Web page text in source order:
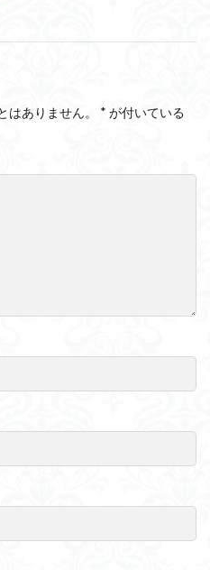
はありません。 * が付いている